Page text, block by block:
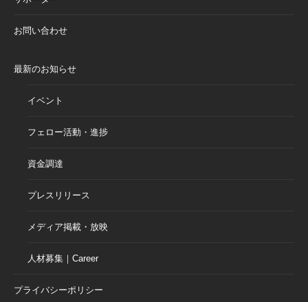
お問い合わせ
最新のお知らせ
イベント
フェロー活動・進捗
資金調達
プレスリリース
メディア掲載・放映
人材募集｜Career
プライバシーポリシー